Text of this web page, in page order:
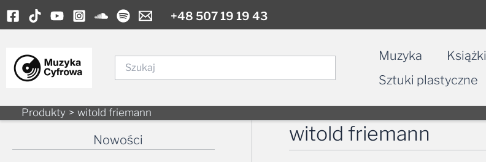
Skip
to
+48 507 19 19 43
Muzyka Książki
Sztuki plastyczne
Produkty witold friemann
Nowości
witold friemann